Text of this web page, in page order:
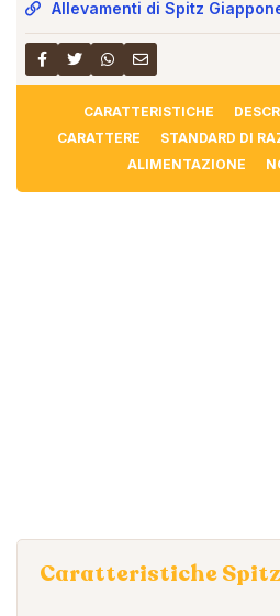
Allevamenti di Spitz
CARATTERISTICHE
CARATTERE
STANDARD DI
ALIMENTAZIONE
Caratteristiche